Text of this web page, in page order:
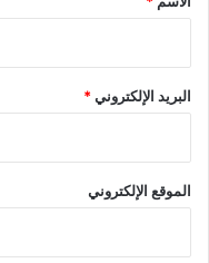
البريد الإلكتروني*
الموقع الإلكتروني